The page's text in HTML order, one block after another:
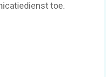
toe.